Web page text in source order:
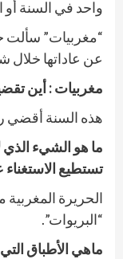
واحد في السنة أو
“مغربيات” سألت
عن عاداتها خلال
مغربيات : أين
هذه السنة أقضي
ما هو الشيء الذي
تستطيع الاستغناء
الحريرة
“البريوات”.
ماهي الأطباق